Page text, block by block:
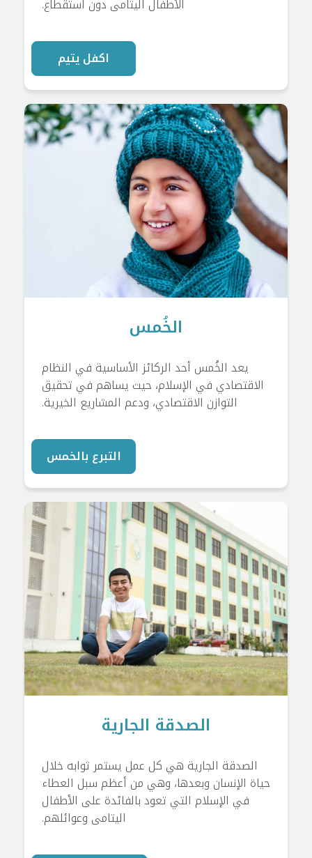
الأطفال اليتامى دون استقطاع.
اكفل يتيم
الخُمس
يعد الخُمس أحد الركائز الأساسية في النظام
الاقتصادي في الإسلام، حيث يساهم في تحقيق
التوازن الاقتصادي، ودعم المشاريع الخيرية.
التبرع بالخمس
الصدقة الجارية
الصدقة الجارية هي كل عمل يستمر ثوابه خلال
حياة الإنسان وبعدها، وهي من أعظم سبل العطاء
في الإسلام التي تعود بالفائدة على الأطفال
اليتامى وعوائلهم.